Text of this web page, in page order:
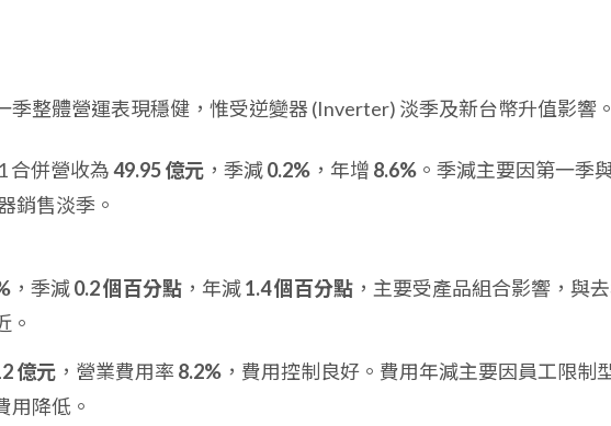
季整體營運表現穩健，惟受逆變器 (Inverter) 淡季及新台幣升值影響
合併營收為49.95 億元 ，季減0.2% ，年增 8.6% 。季減主要因第一季
銷售淡季。
，季減0.2 個百分點 ，年減1.4 個百分點 ，主要受產品組合影響，與
。
億元 ，營業費用率 8.2% ，費用控制良好。費用年減主要因員工限制
用降低。